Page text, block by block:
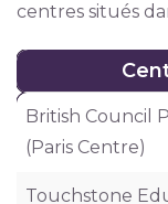
centres situés
British Council
(Paris Centre)
Touchstone